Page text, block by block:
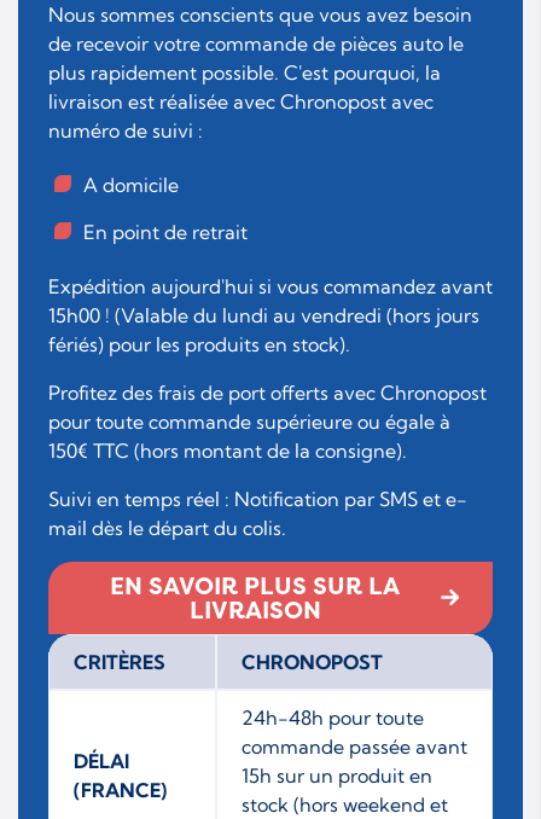
Nous sommes conscients que vous avez besoin
de recevoir votre commande de pièces auto le
plus rapidement possible. C'est pourquoi, la
livraison est réalisée avec Chronopost avec
numéro de suivi :
A domicile
En point de retrait
Expédition aujourd'hui si vous commandez avant
15h00 ! (Valable du lundi au vendredi (hors jours
fériés) pour les produits en stock).
Profitez des frais de port offerts avec Chronopost
pour toute commande supérieure ou égale à
150€ TTC (hors montant de la consigne).
Suivi en temps réel : Notification par SMS et e-
mail dès le départ du colis.
EN SAVOIR PLUS SUR LA
LIVRAISON
CRITÈRES CHRONOPOST
DÉLAI
(FRANCE)
24h-48h pour toute
commande passée avant
15h sur un produit en
stock (hors weekend et